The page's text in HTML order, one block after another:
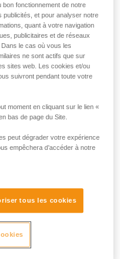
fonctionnement de notre
publicités, et pour analyser notre
quant à votre navigation
publicitaires et de réseaux
le cas où vous les
ne sont actifs que sur
sites web. Les cookies et/ou
suivront pendant toute votre
moment en cliquant sur le lien «
bas de page du Site.
peut dégrader votre expérience
empêchera d’accéder à notre
tous les cookies